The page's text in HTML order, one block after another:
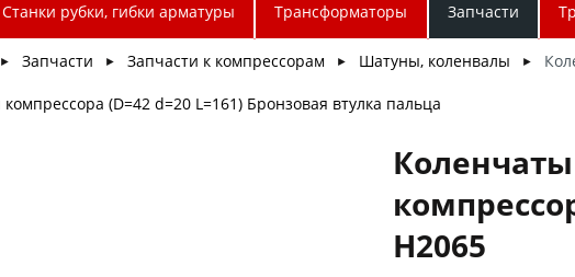
Станки рубки, гибки арматуры Трансформаторы Запчасти
► Запчасти ► Запчасти к компрессорам ► Шатуны, коленвалы ►
(D=42 d=20 L=161) Бронзовая втулка пальца
H2065